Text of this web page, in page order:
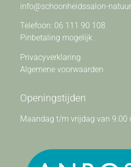
info@schoonheidssalon-
Telefoon: 06 111 90 108
Pinbetaling mogelijk
Privacyverklaring
Algemene voorwaarden
Openingstijden
Maandag t/m vrijdag van 9.00